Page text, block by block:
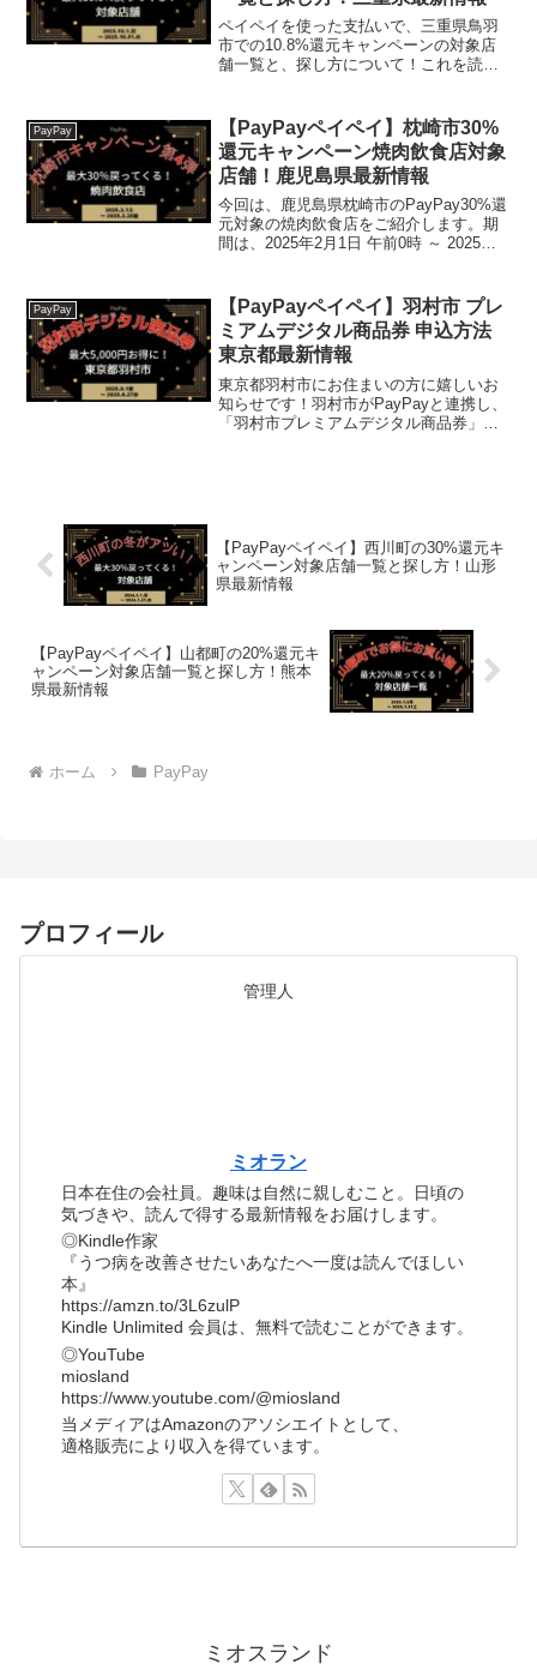
ペイペイを使った支払いで、三重県鳥羽
市での10.8%還元キャンペーンの対象店
舗一覧と、探し方について！これを読め
ャンペーン！」の、対象店舗と探し方が
わかり...
PayPay
【PayPayペイペイ】枕崎市30%
還元キャンペーン焼肉飲食店対象
店舗！鹿児島県最新情報
今回は、鹿児島県枕崎市のPayPay30%還
元対象の焼肉飲食店をご紹介します。期
間は、2025年2月1日 午前0時 ～ 2025年2
べ比べ 4等級以上 4...
PayPay
【PayPayペイペイ】羽村市 プレ
ミアムデジタル商品券 申込方法
東京都最新情報
東京都羽村市にお住まいの方に嬉しいお
知らせです！羽村市がPayPayと連携し、
「羽村市プレミアムデジタル商品券」キ
【PayPayペイペイ】西川町の30%還元キ
ャンペーン対象店舗一覧と探し方！山形
県最新情報
【PayPayペイペイ】山都町の20%還元キ
ャンペーン対象店舗一覧と探し方！熊本
県最新情報
ホーム PayPay
プロフィール
管理人
ミオラン
日本在住の会社員。趣味は自然に親しむこと。日頃の
気づきや、読んで得する最新情報をお届けします。
◎Kindle作家
『うつ病を改善させたいあなたへ一度は読んでほしい
本』
https://amzn.to/3L6zulP
Kindle Unlimited 会員は、無料で読むことができます。
◎YouTube
miosland
https://www.youtube.com/@miosland
当メディアはAmazonのアソシエイトとして、
適格販売により収入を得ています。
ミオスランド